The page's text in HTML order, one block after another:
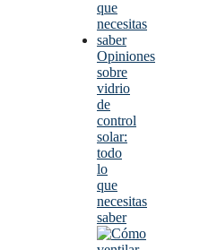
Opiniones
sobre
vidrio
de
control
solar:
todo
lo
que
necesitas
saber